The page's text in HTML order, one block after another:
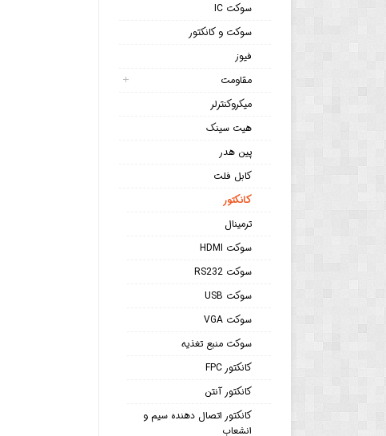
سوکت IC
سوکت و کانکتور
فیوز
مقاومت
میکروکنترلر
هیت سینک
پین هدر
کابل فلت
کانکتور
ترمینال
سوکت HDMI
سوکت RS232
سوکت USB
سوکت VGA
سوکت منبع تغذیه
کانکتور FPC
کانکتور آنتن
کانکتور اتصال دهنده سیم و
انشعاب